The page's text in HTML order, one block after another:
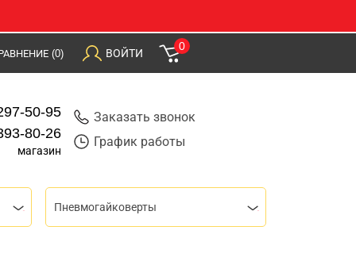
(0) ВОЙТИ
0
50-95
80-26
магазин
Заказать звонок
График работы
Пневмогайковерты